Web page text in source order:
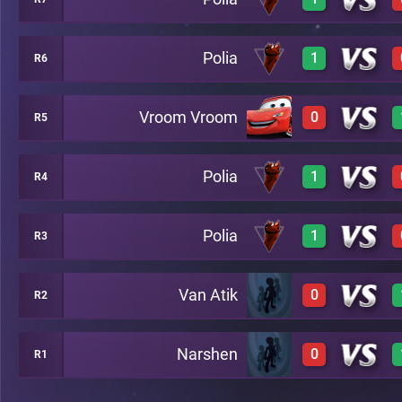
0 A20
1 A48
R6 Polia 1
1 A4
R5 Vroom Vroom 0
0 A49
R4 Polia 1
1 A24
R3 Polia 1
1 A34
R2 Van Atik 0
0 A28
R1 Narshen 0